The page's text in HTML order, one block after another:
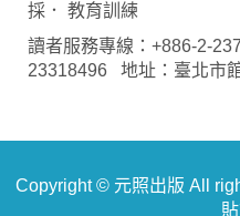
採． 教育訓練
讀者服務專線：+886-2-
23318496 地址：臺北市
Copyright © 元照出版 All